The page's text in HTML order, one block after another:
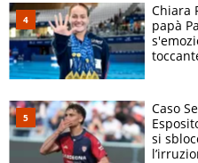
Chiara
papà
Caso
si